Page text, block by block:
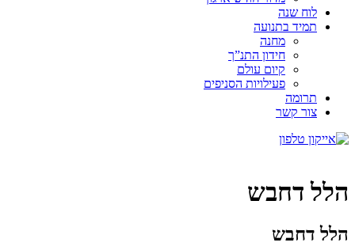
לוח שנה
תמיד בתנועה
מחנה
חידון התנ”ך
קיום עולם
פעילויות הסניפים
תרומה
צור קשר
הלל דחבש
הלל דחבש